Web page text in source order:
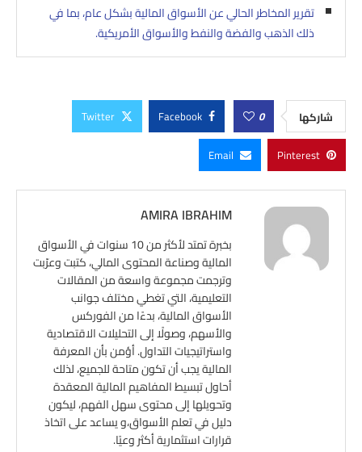
تقرير المخاطر الحالي عن الأسواق المالية بشكل عام، بما في
ذلك الذهب والفضة والنفط والأسواق الأمريكية.
شاركها 0
Facebook
Twitter
Pinterest
Email
AMIRA IBRAHIM
بخبرة تمتد لأكثر من 10 سنوات في الأسواق
المالية وصناعة المحتوى المالي، كتبت وعرّبت
وترجمت مجموعة واسعة من المقالات
التعليمية، التي تغطي مختلف جوانب
الأسواق المالية، بدءًا من الفوركس
والأسهم، وصولًا إلى التحليلات الاقتصادية
واستراتيجيات التداول. أؤمن بأن المعرفة
المالية يجب أن تكون متاحة للجميع، لذلك
أحاول تبسيط المفاهيم المالية المعقدة
وتحويلها إلى محتوى سهل الفهم، ليكون
دليل في تعلم الأسواق،و يساعد على اتخاذ
قرارات استثمارية أكثر وعيًا.